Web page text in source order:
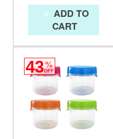
ADD TO
CART
43%
OFF